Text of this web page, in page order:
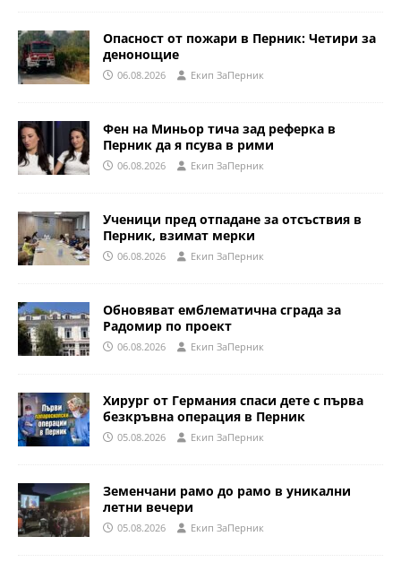
Опасност от пожари в Перник: Четири за
денонощие
06.08.2026 Eкип ЗаПерник
Фен на Миньор тича зад реферка в
Перник да я псува в рими
06.08.2026 Eкип ЗаПерник
Ученици пред отпадане за отсъствия в
Перник, взимат мерки
06.08.2026 Eкип ЗаПерник
Обновяват емблематична сграда за
Радомир по проект
06.08.2026 Eкип ЗаПерник
Хирург от Германия спаси дете с първа
безкръвна операция в Перник
05.08.2026 Eкип ЗаПерник
Земенчани рамо до рамо в уникални
летни вечери
05.08.2026 Eкип ЗаПерник